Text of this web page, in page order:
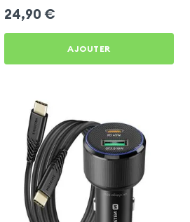
24,90 €
AJOUTER